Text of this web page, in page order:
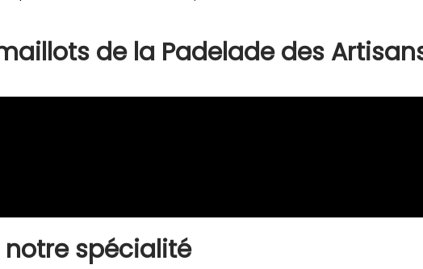
de la Padelade des
notre spécialité